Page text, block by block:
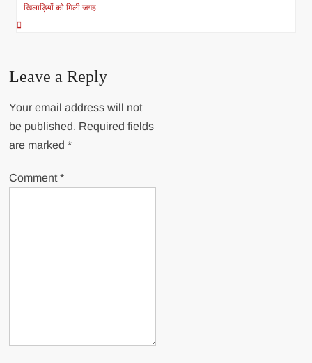
खिलाड़ियों को मिली जगह
Leave a Reply
Your email address will not
be published. Required fields
are marked*
Comment*